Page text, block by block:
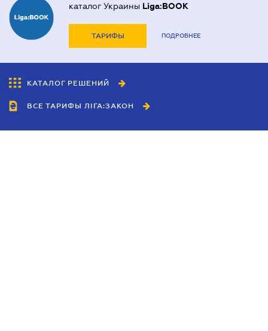
каталог Украины Liga:BOOK
ТАРИФЫ ПОДРОБНЕЕ
КАТАЛОГ РЕШЕНИЙ
ВСЕ ТАРИФЫ ЛІГА:ЗАКОН